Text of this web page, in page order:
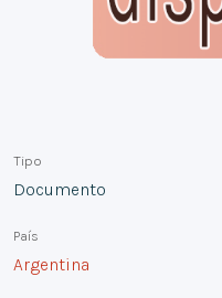
Tipo
Documento
País
Argentina